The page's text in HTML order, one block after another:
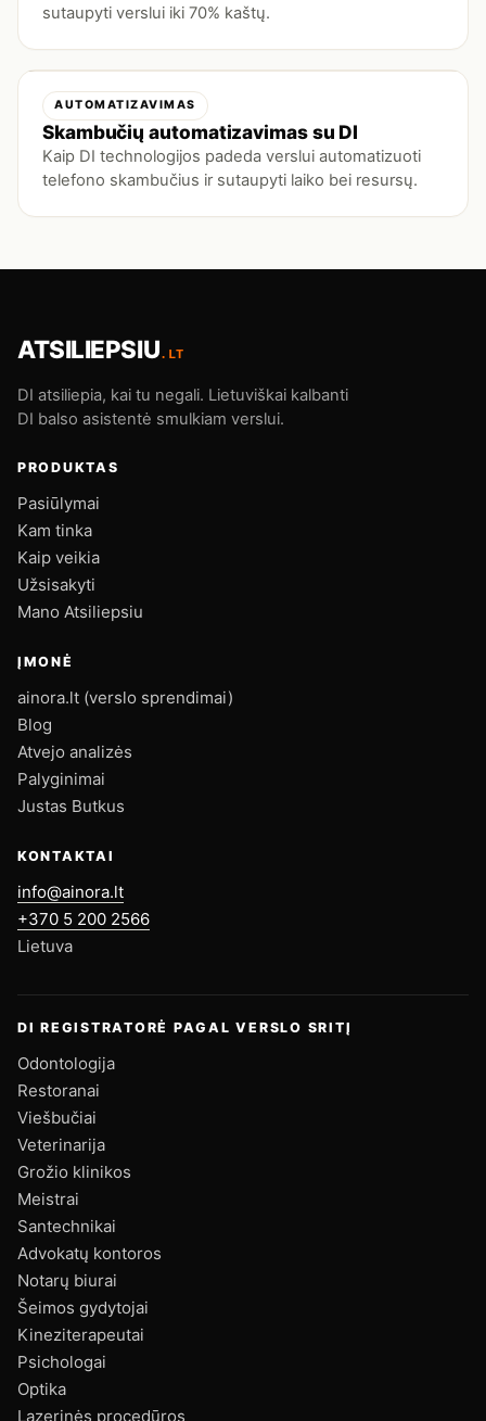
sutaupyti verslui iki 70% kaštų.
AUTOMATIZAVIMAS
Skambučių automatizavimas su DI
Kaip DI technologijos padeda verslui automatizuoti
telefono skambučius ir sutaupyti laiko bei resursų.
ATSILIEPSIU.LT
DI atsiliepia, kai tu negali. Lietuviškai kalbanti
DI balso asistentė smulkiam verslui.
PRODUKTAS
Pasiūlymai
Kam tinka
Kaip veikia
Užsisakyti
Mano Atsiliepsiu
ĮMONĖ
ainora.lt (verslo sprendimai)
Blog
Atvejo analizės
Palyginimai
Justas Butkus
KONTAKTAI
info@ainora.lt
+370 5 200 2566
Lietuva
DI REGISTRATORĖ PAGAL VERSLO SRITĮ
Odontologija
Restoranai
Viešbučiai
Veterinarija
Grožio klinikos
Meistrai
Santechnikai
Advokatų kontoros
Notarų biurai
Šeimos gydytojai
Kineziterapeutai
Psichologai
Optika
Lazerinės procedūros